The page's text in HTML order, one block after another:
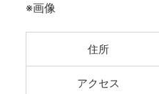
※画像
住所
アクセス